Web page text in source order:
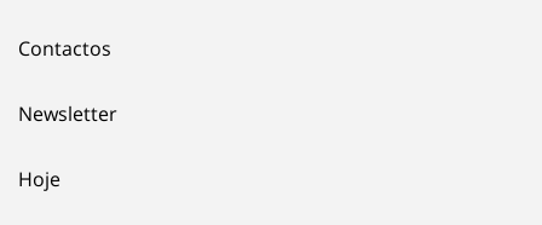
Contactos
Newsletter
Hoje